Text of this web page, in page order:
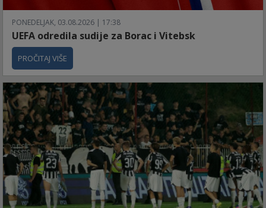
PONEDELJAK, 03.08.2026 | 17:38
UEFA odredila sudije za Borac i Vitebsk
PROČITAJ VIŠE